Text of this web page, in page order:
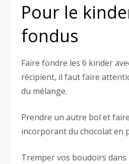
Pour le
fondus
Faire fondre les 6 kinder
récipient, il faut faire
du mélange.
Prendre un autre bol et
incorporant du chocolat en
Tremper vos boudoirs